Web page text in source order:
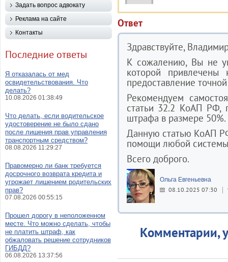
Ответ
Здравствуйте,
К сожалению, Вы не
которой привлечены
предоставление
Рекомендуем
статьи 32.2 КоАП РФ,
штрафа в размере 50%.
Данную статью КоАП
помощи любой
Всего доброго.
Ольга Евгеньевна
08.10.2025 07:30
Комментарии,
Задать вопрос адвокату
Реклама на сайте
Контакты
Последние ответы
Я отказалась от мед
освидетельствования. Что
делать?
10.08.2026 01:38:49
Что делать, если водительское
удостоверение не было сдано
после лишения прав управления
транспортным средством?
08.08.2026 11:29:27
Правомерно ли банк требуется
досрочного возврата кредита и
угрожает лишением родительских
прав?
07.08.2026 00:55:15
Прошел дорогу в неположенном
месте. Что можно сделать, чтобы
не платить штраф, как
обжаловать решение сотрудников
ГИБДД?
06.08.2026 13:37:56